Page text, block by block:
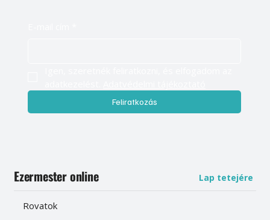
Feliratkozás
Ezermester online Lap tetejére
Rovatok